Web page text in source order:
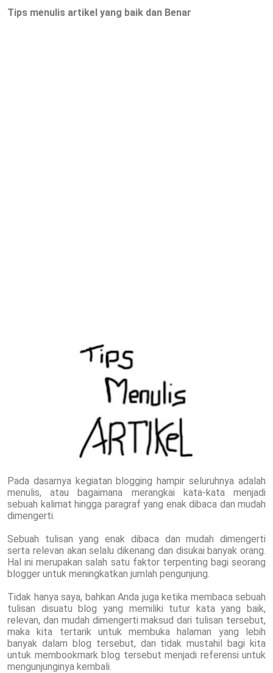
Tips menulis artikel yang baik dan Benar
Pada dasarnya kegiatan blogging hampir seluruhnya adalah
menulis, atau bagaimana merangkai kata-kata menjadi
sebuah kalimat hingga paragraf yang enak dibaca dan mudah
dimengerti.
Sebuah tulisan yang enak dibaca dan mudah dimengerti
serta relevan akan selalu dikenang dan disukai banyak orang.
Hal ini merupakan salah satu faktor terpenting bagi seorang
blogger untuk meningkatkan jumlah pengunjung.
Tidak hanya saya, bahkan Anda juga ketika membaca sebuah
tulisan disuatu blog yang memiliki tutur kata yang baik,
relevan, dan mudah dimengerti maksud dari tulisan tersebut,
maka kita tertarik untuk membuka halaman yang lebih
banyak dalam blog tersebut, dan tidak mustahil bagi kita
untuk membookmark blog tersebut menjadi referensi untuk
mengunjunginya kembali.